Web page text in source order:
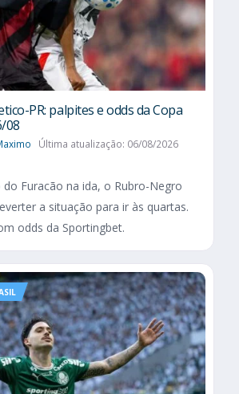
PR: palpites e odds da Copa
08
Última atualização: 06/08/2026
Furacão na ida, o Rubro-Negro
a situação para ir às quartas.
odds da Sportingbet.